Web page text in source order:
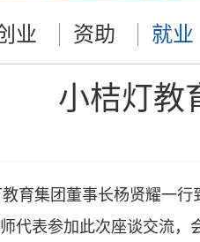
业 资助 就业
小桔灯教
教育集团董事长杨贤耀一
代表参加此次座谈交流，